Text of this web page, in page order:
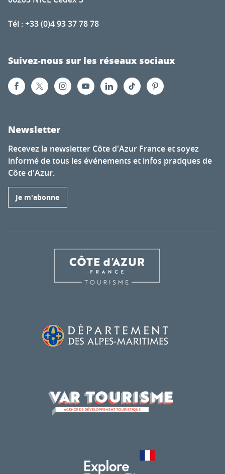
Tél : +33 (0)4 93 37 78 78
Suivez-nous sur les réseaux sociaux
Newsletter
Recevez la newsletter Côte d'Azur France et soyez
informé de tous les événements et infos pratiques de
Côte d'Azur.
Je m'abonne